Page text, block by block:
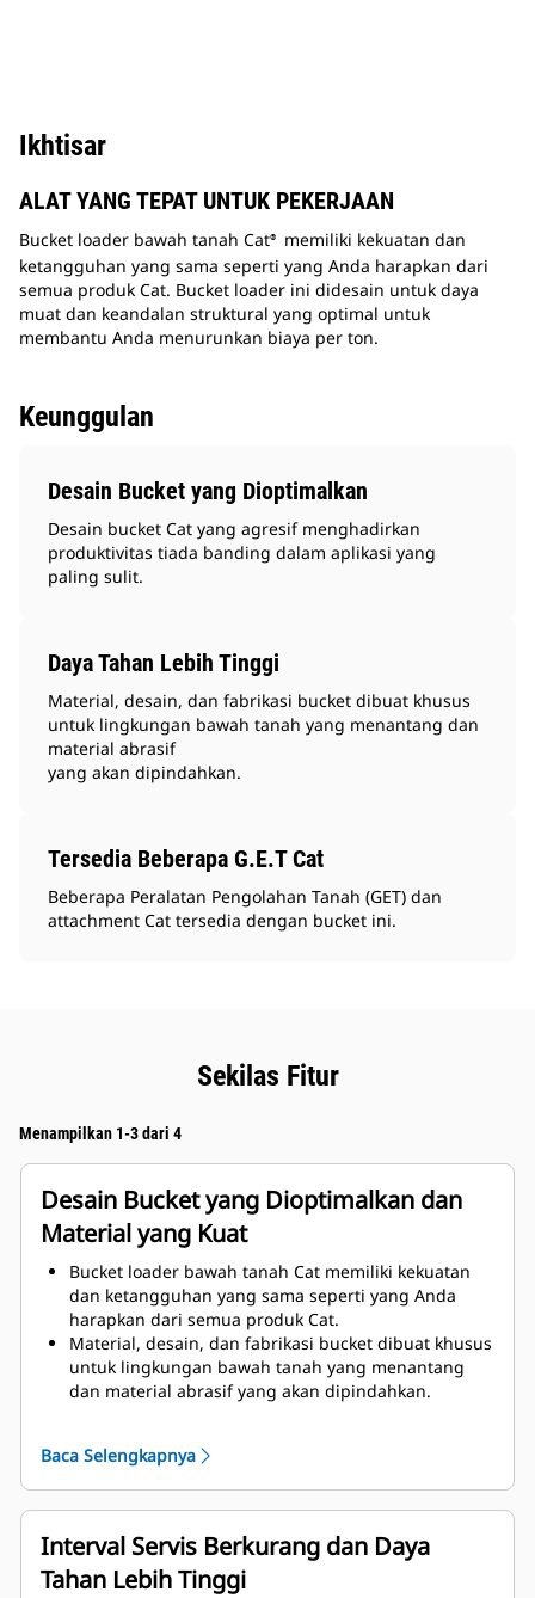
Ikhtisar
ALAT YANG TEPAT UNTUK PEKERJAAN
Bucket loader bawah tanah Cat® memiliki kekuatan dan
ketangguhan yang sama seperti yang Anda harapkan dari
semua produk Cat. Bucket loader ini didesain untuk daya
muat dan keandalan struktural yang optimal untuk
membantu Anda menurunkan biaya per ton.
Keunggulan
Desain Bucket yang Dioptimalkan
Desain bucket Cat yang agresif menghadirkan
produktivitas tiada banding dalam aplikasi yang
paling sulit.
Daya Tahan Lebih Tinggi
Material, desain, dan fabrikasi bucket dibuat khusus
untuk lingkungan bawah tanah yang menantang dan
material abrasif
yang akan dipindahkan.
Tersedia Beberapa G.E.T Cat
Beberapa Peralatan Pengolahan Tanah (GET) dan
attachment Cat tersedia dengan bucket ini.
Sekilas Fitur
Menampilkan 1-3 dari 4
Desain Bucket yang Dioptimalkan dan
Material yang Kuat
Bucket loader bawah tanah Cat memiliki kekuatan
dan ketangguhan yang sama seperti yang Anda
harapkan dari semua produk Cat.
Material, desain, dan fabrikasi bucket dibuat khusus
untuk lingkungan bawah tanah yang menantang
dan material abrasif yang akan dipindahkan.
peningkatan rigiditas pada rakitan bucket, sehingga
membantu pemasangan dan pelepasan pinggiran.
Material dengan grade lebih tinggi digunakan
untuk komponen rakitan bucket.
Baca Selengkapnya
Interval Servis Berkurang dan Daya
Tahan Lebih Tinggi